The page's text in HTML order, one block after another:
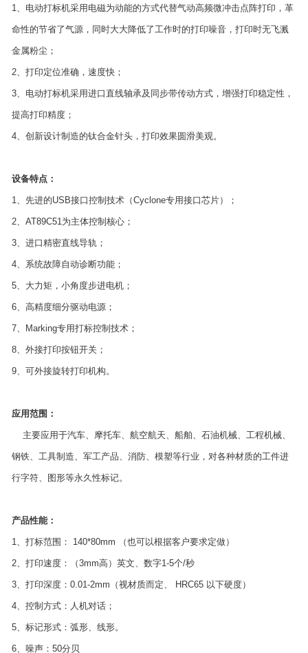
1、电动打标机采用电磁为动能的方式代替气动高频微冲击点阵打印，革
命性的节省了气源，同时大大降低了工作时的打印噪音，打印时无飞溅
金属粉尘；
2、打印定位准确，速度快；
3、电动打标机采用进口直线轴承及同步带传动方式，增强打印稳定性，
提高打印精度；
4、创新设计制造的钛合金针头，打印效果圆滑美观。
设备特点：
1、先进的USB接口控制技术（Cyclone专用接口芯片）；
2、AT89C51为主体控制核心；
3、进口精密直线导轨；
4、系统故障自动诊断功能；
5、大力矩，小角度步进电机；
6、高精度细分驱动电源；
7、Marking专用打标控制技术；
8、外接打印按钮开关；
9、可外接旋转打印机构。
应用范围：
主要应用于汽车、摩托车、航空航天、船舶、石油机械、工程机械、
钢铁、工具制造、军工产品、消防、模塑等行业，对各种材质的工件进
行字符、图形等永久性标记。
产品性能：
1、打标范围： 140*80mm （也可以根据客户要求定做）
2、打印速度：（3mm高）英文、数字1-5个/秒
3、打印深度：0.01-2mm（视材质而定、 HRC65 以下硬度）
4、控制方式：人机对话；
5、标记形式：弧形、线形。
6、噪声：50分贝